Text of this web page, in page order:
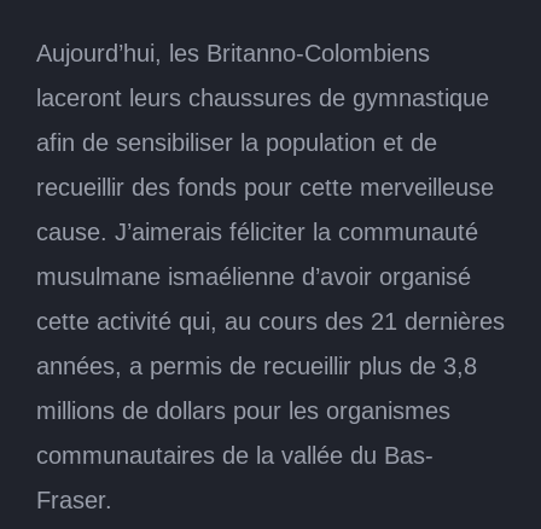
Aujourd’hui, les Britanno-Colombiens
laceront leurs chaussures de gymnastique
afin de sensibiliser la population et de
recueillir des fonds pour cette merveilleuse
cause. J’aimerais féliciter la communauté
musulmane ismaélienne d’avoir organisé
cette activité qui, au cours des 21 dernières
années, a permis de recueillir plus de 3,8
millions de dollars pour les organismes
communautaires de la vallée du Bas-
Fraser.